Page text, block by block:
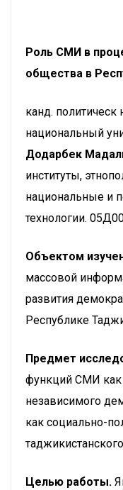
Роль СМИ в
общества в
канд. политическ
национальный
Додарбек
институты,
национальные и
технологии.
Объектом
массовой
развития
Республике
Предмет
функций СМИ как
независимого
как социально-
Целью работы.